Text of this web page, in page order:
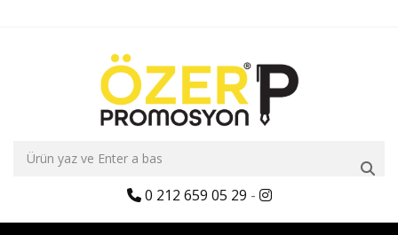
0 212 659 05 29 -